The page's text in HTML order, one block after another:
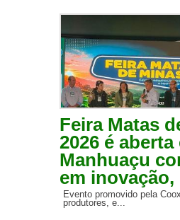
Feira Matas
2026 é aberta
Manhuaçu
em inovação,
Evento promovido pela
produtores, e...